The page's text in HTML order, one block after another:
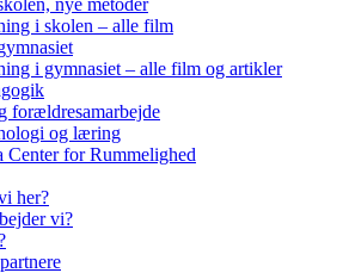
i skolen – alle film
i gymnasiet – alle film og artikler
forældresamarbejde
og læring
Center for Rummelighed
her?
vi?